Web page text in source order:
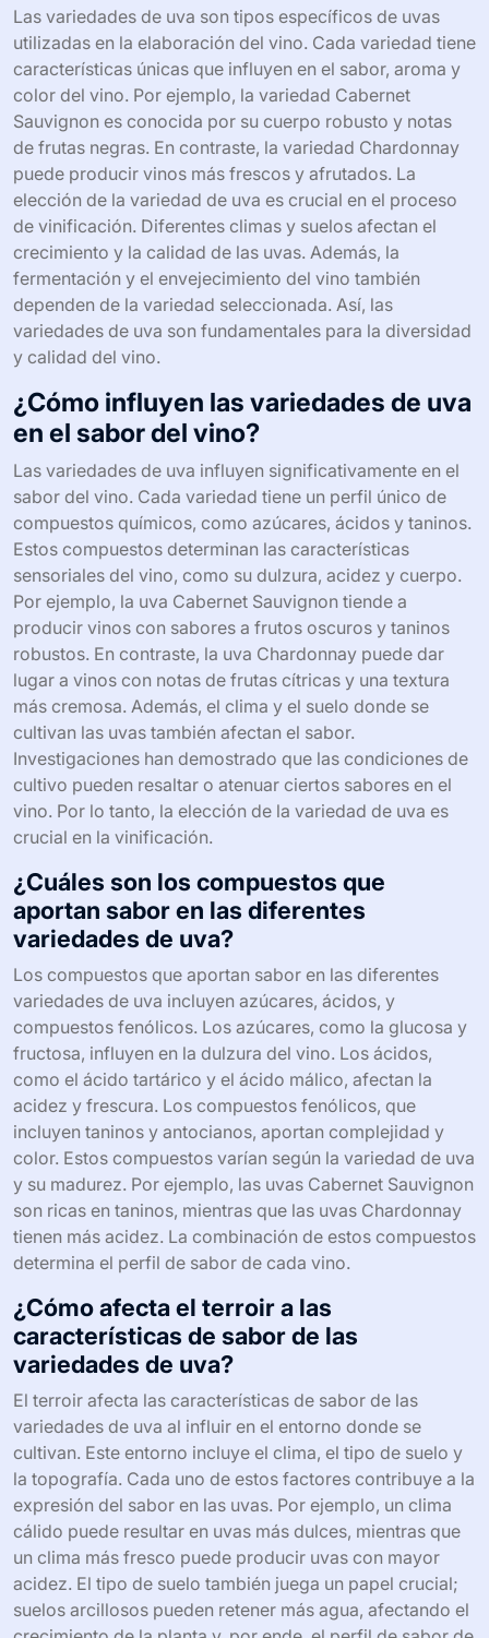
Las variedades de uva son tipos específicos de uvas
utilizadas en la elaboración del vino. Cada variedad tiene
características únicas que influyen en el sabor, aroma y
color del vino. Por ejemplo, la variedad Cabernet
Sauvignon es conocida por su cuerpo robusto y notas
de frutas negras. En contraste, la variedad Chardonnay
puede producir vinos más frescos y afrutados. La
elección de la variedad de uva es crucial en el proceso
de vinificación. Diferentes climas y suelos afectan el
crecimiento y la calidad de las uvas. Además, la
fermentación y el envejecimiento del vino también
dependen de la variedad seleccionada. Así, las
variedades de uva son fundamentales para la diversidad
y calidad del vino.
¿Cómo influyen las variedades de uva
en el sabor del vino?
Las variedades de uva influyen significativamente en el
sabor del vino. Cada variedad tiene un perfil único de
compuestos químicos, como azúcares, ácidos y taninos.
Estos compuestos determinan las características
sensoriales del vino, como su dulzura, acidez y cuerpo.
Por ejemplo, la uva Cabernet Sauvignon tiende a
producir vinos con sabores a frutos oscuros y taninos
robustos. En contraste, la uva Chardonnay puede dar
lugar a vinos con notas de frutas cítricas y una textura
más cremosa. Además, el clima y el suelo donde se
cultivan las uvas también afectan el sabor.
Investigaciones han demostrado que las condiciones de
cultivo pueden resaltar o atenuar ciertos sabores en el
vino. Por lo tanto, la elección de la variedad de uva es
crucial en la vinificación.
¿Cuáles son los compuestos que
aportan sabor en las diferentes
variedades de uva?
Los compuestos que aportan sabor en las diferentes
variedades de uva incluyen azúcares, ácidos, y
compuestos fenólicos. Los azúcares, como la glucosa y
fructosa, influyen en la dulzura del vino. Los ácidos,
como el ácido tartárico y el ácido málico, afectan la
acidez y frescura. Los compuestos fenólicos, que
incluyen taninos y antocianos, aportan complejidad y
color. Estos compuestos varían según la variedad de uva
y su madurez. Por ejemplo, las uvas Cabernet Sauvignon
son ricas en taninos, mientras que las uvas Chardonnay
tienen más acidez. La combinación de estos compuestos
determina el perfil de sabor de cada vino.
¿Cómo afecta el terroir a las
características de sabor de las
variedades de uva?
El terroir afecta las características de sabor de las
variedades de uva al influir en el entorno donde se
cultivan. Este entorno incluye el clima, el tipo de suelo y
la topografía. Cada uno de estos factores contribuye a la
expresión del sabor en las uvas. Por ejemplo, un clima
cálido puede resultar en uvas más dulces, mientras que
un clima más fresco puede producir uvas con mayor
acidez. El tipo de suelo también juega un papel crucial;
suelos arcillosos pueden retener más agua, afectando el